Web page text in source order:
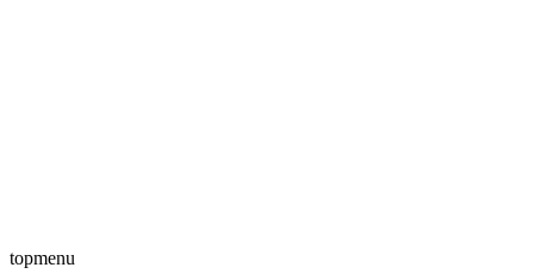
topmenu